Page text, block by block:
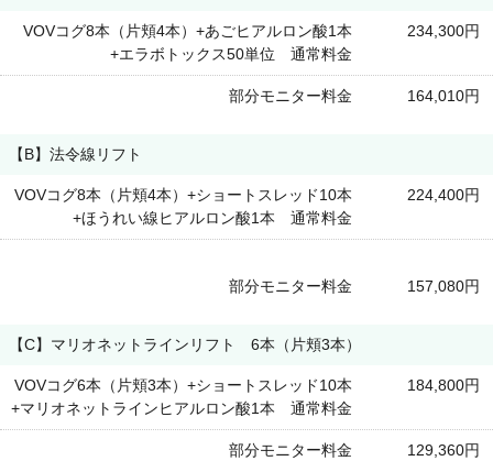
VOVコグ8本（片頬4本）+あごヒアルロン酸1本
+エラボトックス50単位 通常料金
234,300円
部分モニター料金 164,010円
【B】法令線リフト
VOVコグ8本（片頬4本）+ショートスレッド10本
+ほうれい線ヒアルロン酸1本 通常料金
224,400円
部分モニター料金 157,080円
【C】マリオネットラインリフト 6本（片頬3本）
VOVコグ6本（片頬3本）+ショートスレッド10本
+マリオネットラインヒアルロン酸1本 通常料金
184,800円
部分モニター料金 129,360円